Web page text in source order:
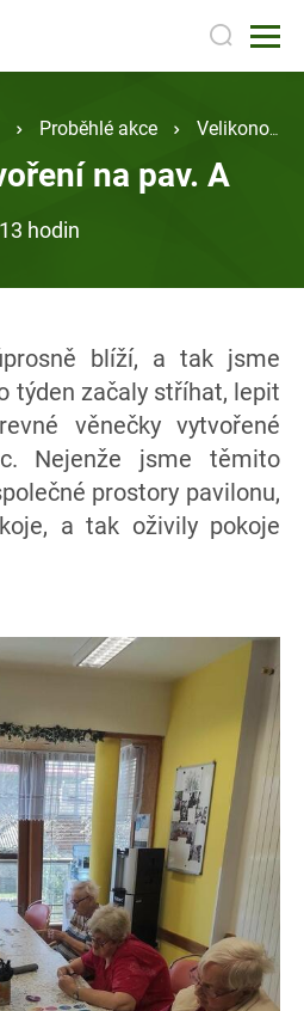
Proběhlé akce Velikonoční tvoření na pav. A
na pav. A
hodin
blíží, a tak jsme
týden začaly stříhat, lepit
věnečky vytvořené
Nejenže jsme těmito
prostory pavilonu,
a tak oživily pokoje